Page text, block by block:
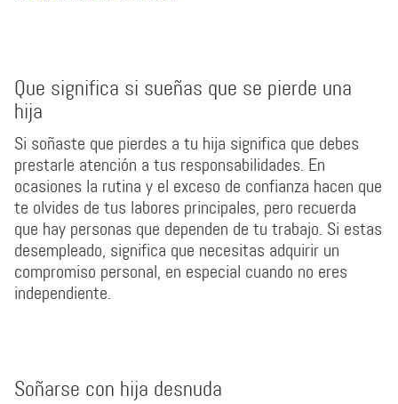
Que significa si sueñas que se pierde una
hija
Si soñaste que pierdes a tu hija significa que debes
prestarle atención a tus responsabilidades. En
ocasiones la rutina y el exceso de confianza hacen que
te olvides de tus labores principales, pero recuerda
que hay personas que dependen de tu trabajo. Si estas
desempleado, significa que necesitas adquirir un
compromiso personal, en especial cuando no eres
independiente.
Soñarse con hija desnuda